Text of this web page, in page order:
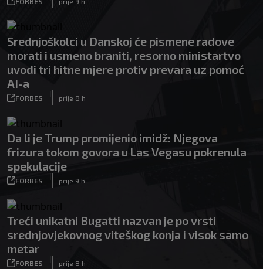
Srednjoškolci u Danskoj će pismene radove
morati i usmeno braniti, resorno ministartvo
uvodi tri hitne mjere protiv prevara uz pomoć
AI-a
FORBES
|
prije 8 h
Da li je Trump promijenio imidž: Njegova
frizura tokom govora u Las Vegasu pokrenula
spekulacije
FORBES
|
prije 9 h
Treći unikatni Bugatti nazvan je po vrsti
srednjovjekovnog viteškog konja i visok samo
metar
FORBES
|
prije 8 h